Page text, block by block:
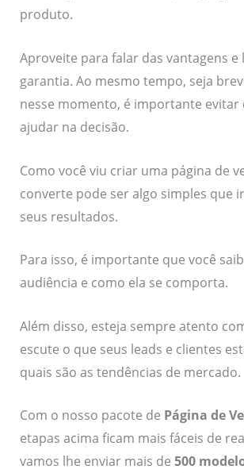
produto.
Aproveite para falar das vantagens e
garantia. Ao mesmo tempo, seja
nesse momento, é importante evitar
ajudar na decisão.
Como você viu criar uma página de
converte pode ser algo simples que
seus resultados.
Para isso, é importante que você
audiência e como ela se comporta.
Além disso, esteja sempre atento
escute o que seus leads e clientes
quais são as tendências de mercado.
Com o nosso pacote de Página de
etapas acima ficam mais fáceis de
vamos lhe enviar mais de 500